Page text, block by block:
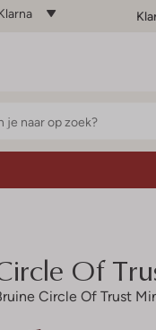
Of
Circle Of Trust